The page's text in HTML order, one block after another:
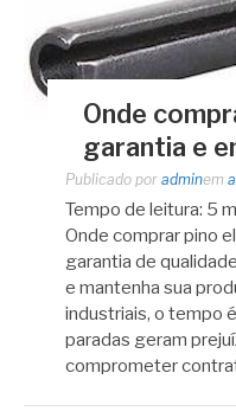
Onde
garantia e
Publicado por adminem
Tempo de leitura: 5
Onde comprar pino
garantia de
e mantenha sua
industriais, o tempo
paradas geram
comprometer